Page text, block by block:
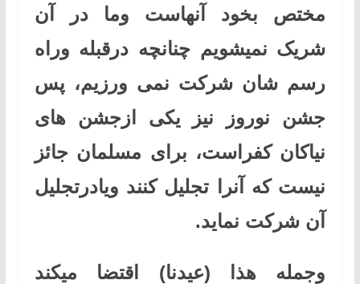
مختص بخود آنهاست وما در آن
شریک نمیشویم چنانچه درقبله وراه
رسم شان شرکت نمی ورزیم، پس
جشن نوروز نیز یکی ازجشن های
نیاکان کفراست، برای مسلمان جائز
نیست که آنرا تجلیل کنند ویادرتجلیل
آن شرکت نماید.
وجمله هذا (عیدنا) اقتضا میکند